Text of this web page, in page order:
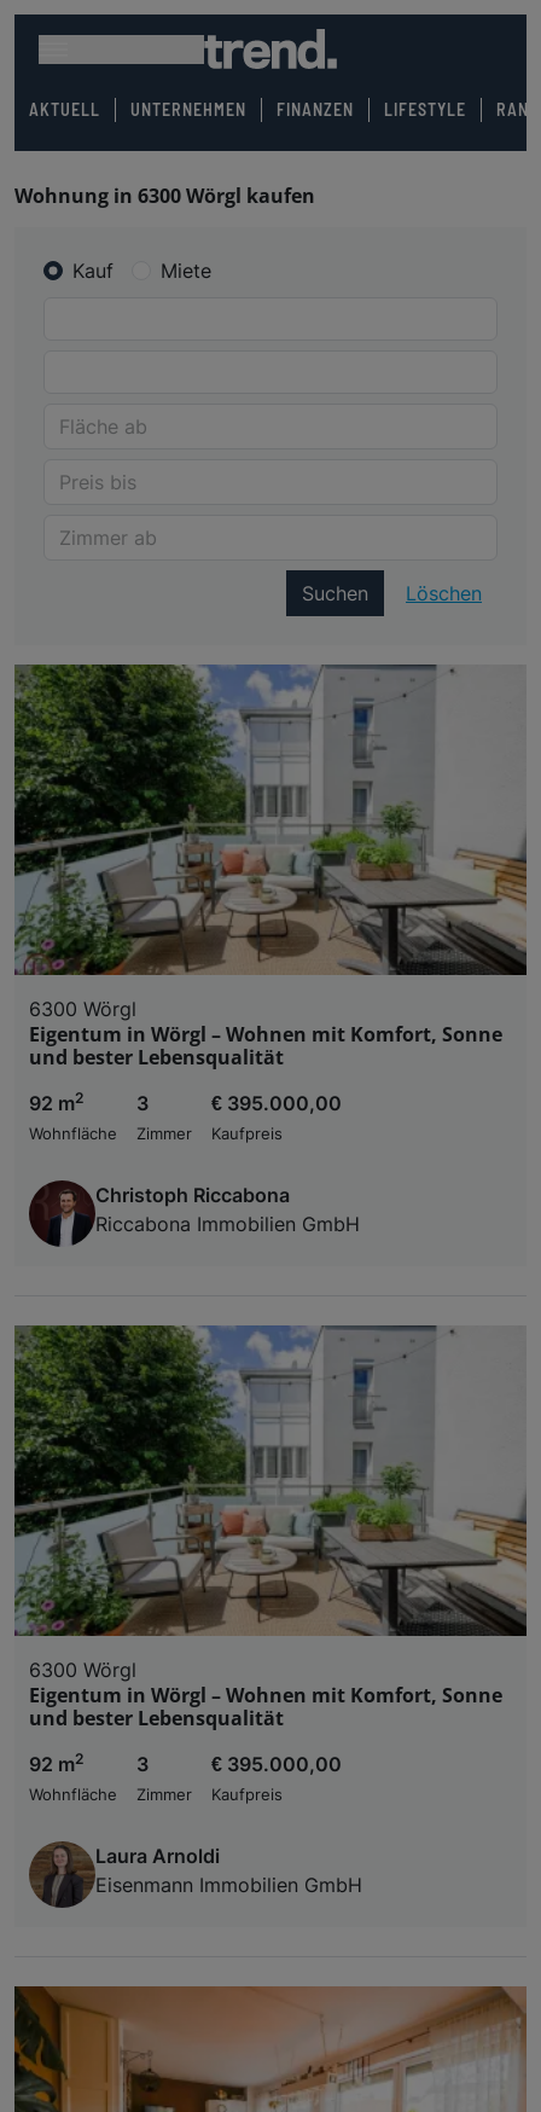
AKTUELL UNTERNEHMEN FINANZEN LIFESTYLE
Wohnung in 6300 Wörgl kaufen
Kauf Miete
Suchen Löschen
6300 Wörgl
Eigentum in Wörgl – Wohnen mit Komfort, Sonne
und bester Lebensqualität
92 m2
Wohnfläche
3
Zimmer
€ 395.000,00
Kaufpreis
Christoph Riccabona
Riccabona Immobilien GmbH
6300 Wörgl
Eigentum in Wörgl – Wohnen mit Komfort, Sonne
und bester Lebensqualität
92 m2
Wohnfläche
3
Zimmer
€ 395.000,00
Kaufpreis
Laura Arnoldi
Eisenmann Immobilien GmbH